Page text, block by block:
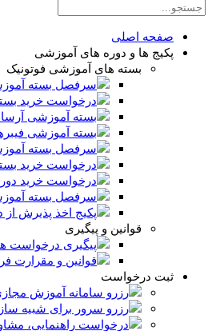
صفحه اصلی
پکیج ها و دوره های آموزشی
بسته های آموزشی فوتونیک
قوانین و پیگیری
ثبت درخواست